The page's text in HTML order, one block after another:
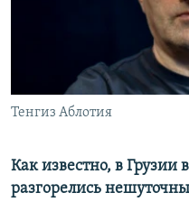
ЧИТАЕМ ПРЕССУ
АРХИВ РАДИОПРОГРАММЫ
Все сайты РСЕ/РС
Тенгиз Аблотия
Как известно, в Грузии
разгорелись